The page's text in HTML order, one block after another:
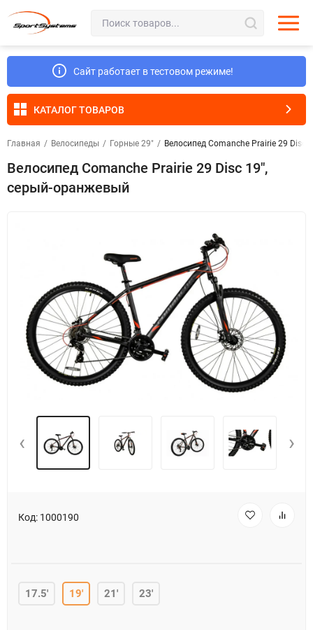
Сайт работает в тестовом режиме!
КАТАЛОГ ТОВАРОВ
Главная / Велосипеды / Горные 29" / Велосипед Comanche Prairie 29 Disc
Велосипед Comanche Prairie 29 Disc 19",
серый-оранжевый
‹ ›
Код: 1000190
17.5' 19' 21' 23'